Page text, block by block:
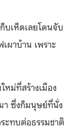
บเห็ดเลยโดนจับ
ผาบ้าน เพราะ
หม่ที่สร้างเมือง
า ซึ่งก็มนุษย์ที่นั่ง
ะทบต่อธรรมชาติ